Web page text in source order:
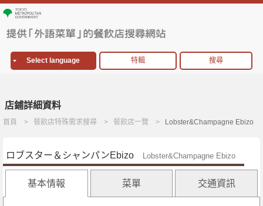
Select language 特輯 搜尋
店鋪詳細資料
首頁 餐飲店特殊需求搜尋 餐飲店一覽 Lobster&Champagne Ebizo
ロブスター＆シャンパンEbizo Lobster&Champagne Ebizo
基本情報 菜單 交通資訊